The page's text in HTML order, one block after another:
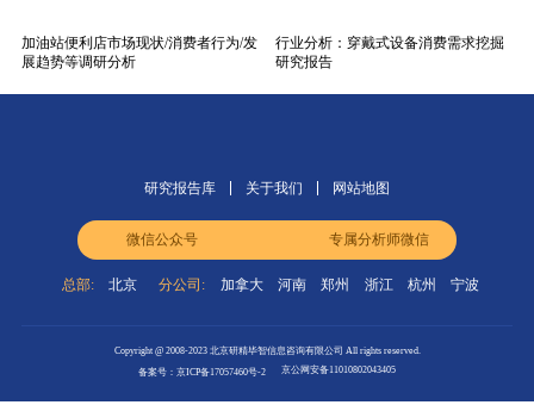
加油站便利店市场现状/消费者行为/发
展趋势等调研分析
行业分析：穿戴式设备消费需求挖掘
研究报告
研究报告库 关于我们 网站地图
微信公众号 专属分析师微信
总部: 北京 分公司: 加拿大 河南 郑州 浙江 杭州 宁波
Copyright @ 2008-2023 北京研精毕智信息咨询有限公司 All rights reserved.
备案号：京ICP备17057460号-2
京公网安备11010802043405